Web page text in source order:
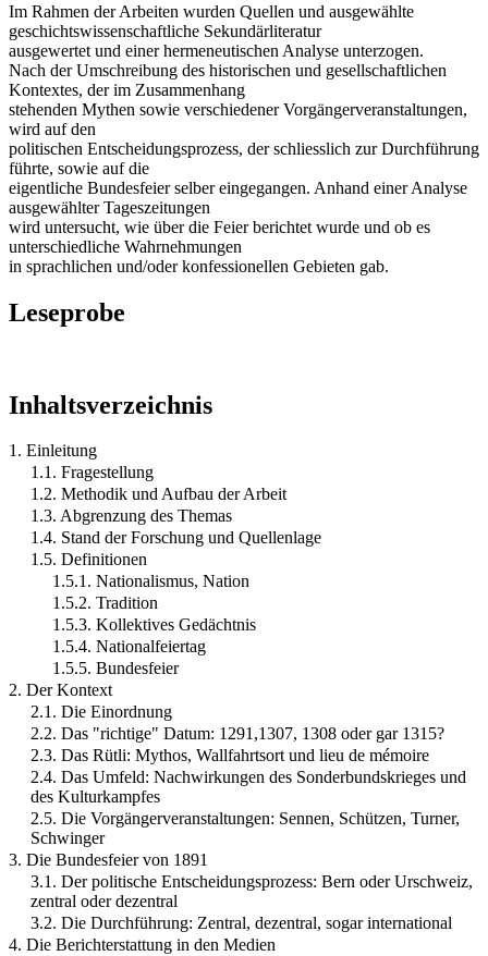
Im Rahmen der Arbeiten wurden Quellen und ausgewählte
geschichtswissenschaftliche Sekundärliteratur
ausgewertet und einer hermeneutischen Analyse unterzogen.
Nach der Umschreibung des historischen und gesellschaftlichen
Kontextes, der im Zusammenhang
stehenden Mythen sowie verschiedener Vorgängerveranstaltungen,
wird auf den
politischen Entscheidungsprozess, der schliesslich zur Durchführung
führte, sowie auf die
eigentliche Bundesfeier selber eingegangen. Anhand einer Analyse
ausgewählter Tageszeitungen
wird untersucht, wie über die Feier berichtet wurde und ob es
unterschiedliche Wahrnehmungen
in sprachlichen und/oder konfessionellen Gebieten gab.
Leseprobe
Inhaltsverzeichnis
1. Einleitung
1.1. Fragestellung
1.2. Methodik und Aufbau der Arbeit
1.3. Abgrenzung des Themas
1.4. Stand der Forschung und Quellenlage
1.5. Definitionen
1.5.1. Nationalismus, Nation
1.5.2. Tradition
1.5.3. Kollektives Gedächtnis
1.5.4. Nationalfeiertag
1.5.5. Bundesfeier
2. Der Kontext
2.1. Die Einordnung
2.2. Das "richtige" Datum: 1291,1307, 1308 oder gar 1315?
2.3. Das Rütli: Mythos, Wallfahrtsort und lieu de mémoire
2.4. Das Umfeld: Nachwirkungen des Sonderbundskrieges und
des Kulturkampfes
2.5. Die Vorgängerveranstaltungen: Sennen, Schützen, Turner,
Schwinger
3. Die Bundesfeier von 1891
3.1. Der politische Entscheidungsprozess: Bern oder Urschweiz,
zentral oder dezentral
3.2. Die Durchführung: Zentral, dezentral, sogar international
4. Die Berichterstattung in den Medien